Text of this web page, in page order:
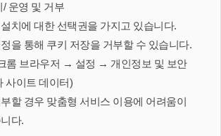
/ 운영 및 거부
치에 대한 선택권을 가지고 있습니다.
을 통해 쿠키 저장을 거부할 수 있습니다.
롬 브라우저 → 설정 → 개인정보 및 보안
사이트 데이터)
할 경우 맞춤형 서비스 이용에 어려움이
다.